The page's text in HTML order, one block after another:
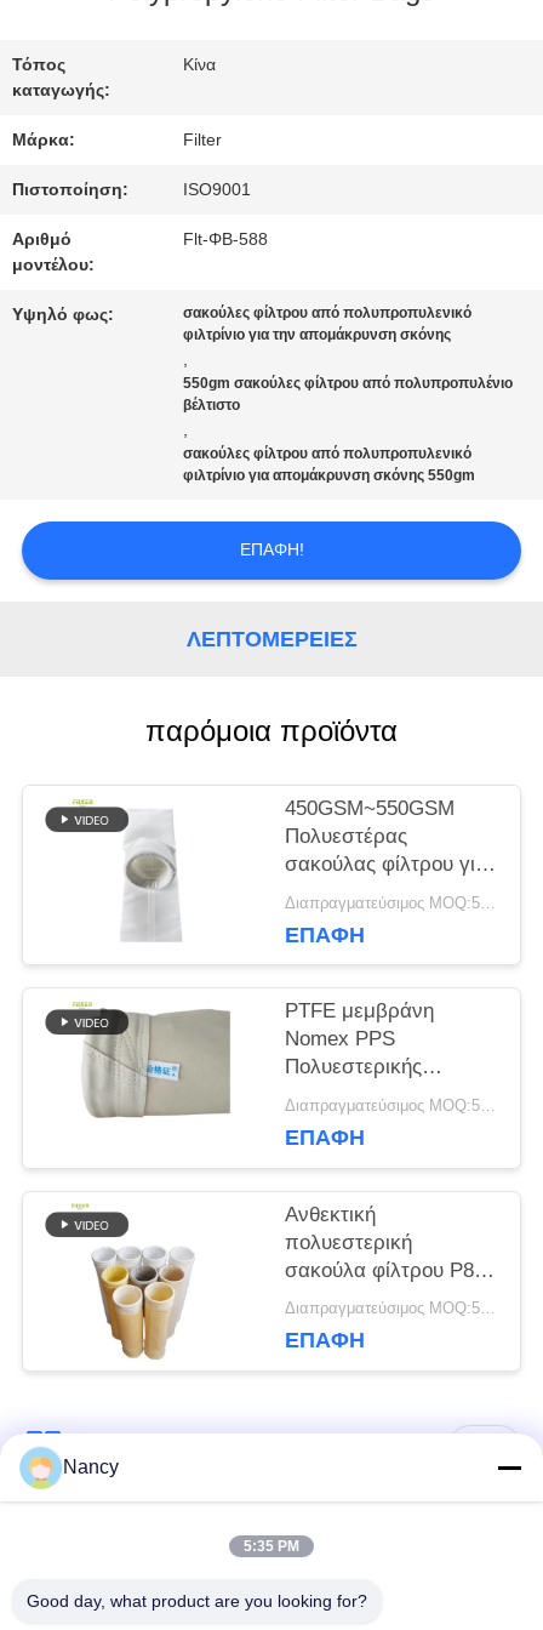
ΕΡΓΟΣΤΑΣΊΩΝ
ΠΟΙΟΤΙΚΌΣ
ΈΛΕΓΧΟΣ
ΜΑΣ
ΕΙΔΉΣΕΙΣ
ΖΗΤΉΣΤΕ
ΑΠΌΣΠΑΣΜΑ
SITEMAP
ΑΠΟΡΡΉΤΟΥ
Τόπος
καταγωγής:
Κίνα
Μάρκα: Filter
Πιστοποίηση: ISO9001
Αριθμό
μοντέλου:
Flt-ΦΒ-588
Υψηλό φως:
σακούλες φίλτρου από πολυπροπυλενικό
φιλτρίνιο για την απομάκρυνση σκόνης
,
550gm σακούλες φίλτρου από πολυπροπυλένιο
βέλτιστο
,
σακούλες φίλτρου από πολυπροπυλενικό
φιλτρίνιο για απομάκρυνση σκόνης 550gm
ΕΠΑΦΉ!
ΛΕΠΤΟΜΈΡΕΙΕΣ
παρόμοια προϊόντα
450GSM~550GSM
Πολυεστέρας
σακούλας φίλτρου για
συλλέκτη σκόνης
Διαπραγματεύσιμος MOQ:50 τεμ
ΕΠΑΦΉ
PTFE μεμβράνη
Nomex PPS
Πολυεστερικής
Τσάντας Φίλτρου για Διαπραγματεύσιμος MOQ:50 τεμ
ΕΠΑΦΉ
Ανθεκτική
πολυεστερική
σακούλα φίλτρου P84
Nomex PPS PTFE
εξοπλισμό συλλέκτη
Διαπραγματεύσιμος MOQ:50 τεμ
ΕΠΑΦΉ
Τύπος φίλτρου
Nancy
5:35 PM
Good day, what product are you looking for?